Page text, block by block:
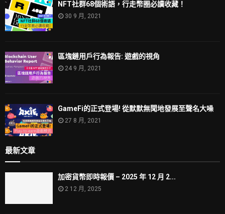
NFT社群68個術語，行走幣圈必讀收藏！
30 9 月, 2021
區塊鏈用戶行為報告: 遊戲的視角
24 9 月, 2021
GameFi的正式登場! 從默默無聞地發展至聲名大噪
27 8 月, 2021
最新文章
加密貨幣即時報價 – 2025 年 12 月 2...
2 12 月, 2025